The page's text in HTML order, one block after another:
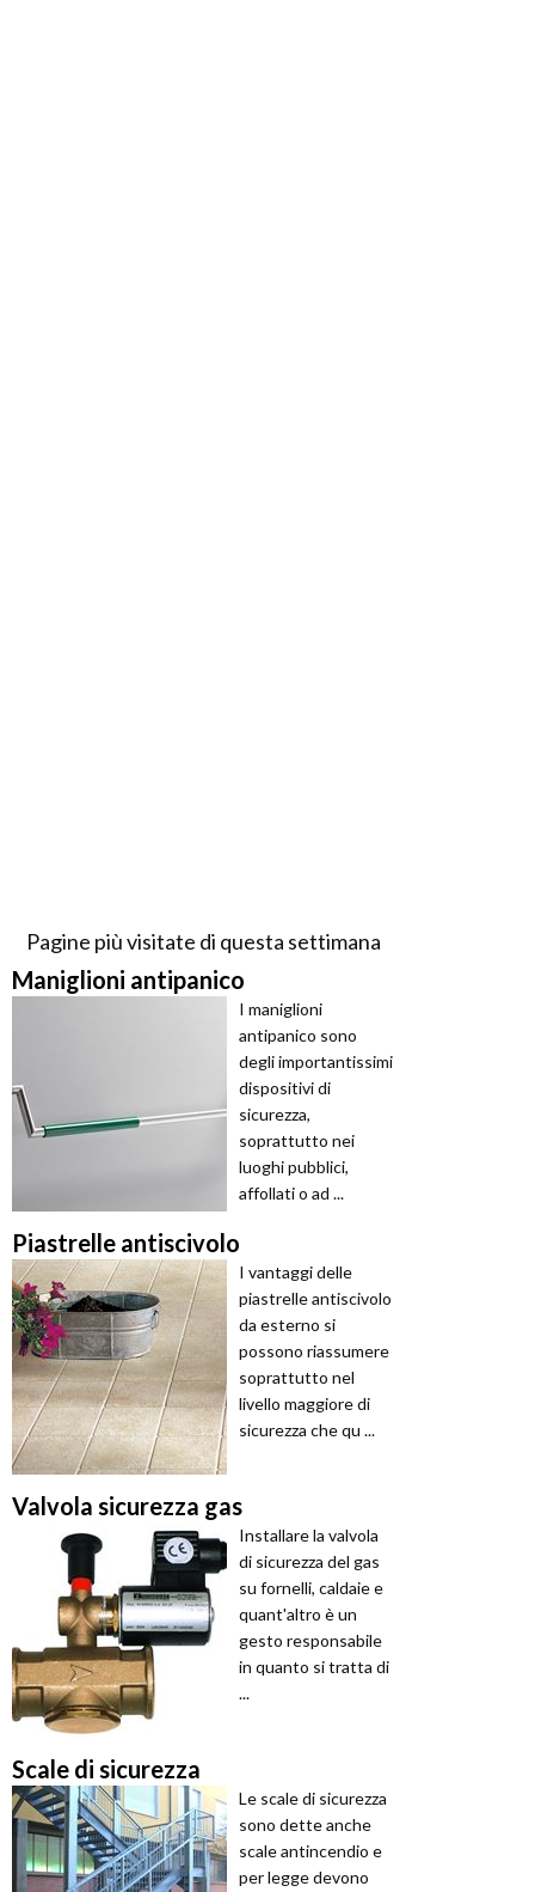
Pagine più visitate di questa settimana
Maniglioni antipanico
I maniglioni
antipanico sono
degli importantissimi
dispositivi di
sicurezza,
soprattutto nei
luoghi pubblici,
affollati o ad ...
Piastrelle antiscivolo
I vantaggi delle
piastrelle antiscivolo
da esterno si
possono riassumere
soprattutto nel
livello maggiore di
sicurezza che qu ...
Valvola sicurezza gas
Installare la valvola
di sicurezza del gas
su fornelli, caldaie e
quant'altro è un
gesto responsabile
in quanto si tratta di
...
Scale di sicurezza
Le scale di sicurezza
sono dette anche
scale antincendio e
per legge devono